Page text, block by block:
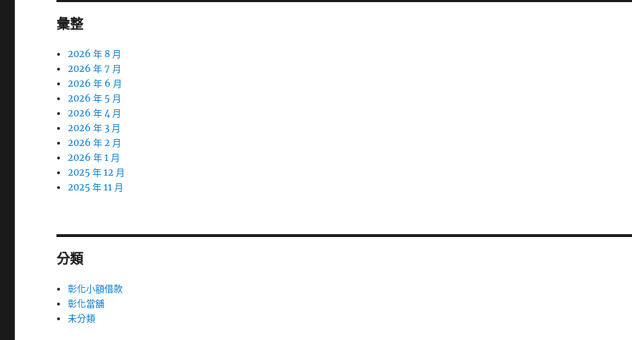
彙整
2026 年 8 月
2026 年 7 月
2026 年 6 月
2026 年 5 月
2026 年 4 月
2026 年 3 月
2026 年 2 月
2026 年 1 月
2025 年 12 月
2025 年 11 月
分類
彰化小額借款
彰化當舖
未分類